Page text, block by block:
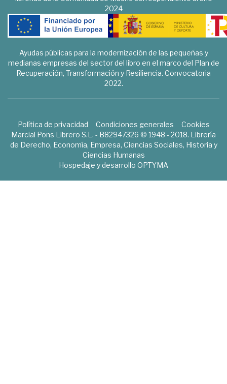
2024
Ayudas públicas para la modernización de las pequeñas y
medianas empresas del sector del libro en el marco del Plan de
Recuperación, Transformación y Resiliencia. Convocatoria
2022.
Política de privacidad Condiciones generales
Cookies
Marcial Pons Librero S.L. - B82947326 © 1948 - 2018. Librería
de Derecho, Economía, Empresa, Ciencias Sociales, Historia y
Ciencias Humanas
Hospedaje y desarrollo OPTYMA